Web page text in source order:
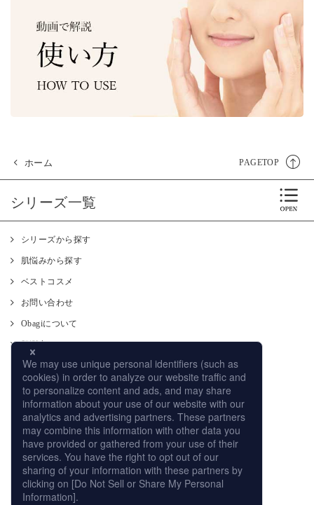
ホーム PAGETOP
シリーズ一覧
シリーズから探す
肌悩みから探す
ベストコスメ
お問い合わせ
Obagiについて
肌測定
使い方
CM
オンラインストア
取り扱い店舗
サイトマップ
プライバシーポリシー
個人情報の取扱いについて